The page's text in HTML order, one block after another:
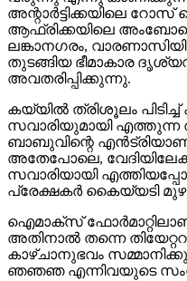
അന്റാര്‍ട്ടിക്കയിലെ
ആഫ്രിക്കയിലെ
ലങ്കാനഗരം,
തുടങ്ങിയ ഭീമാകാര
അവതരിപ്പിക്കുന്നു.
കയ്യില്‍ ത്രിശൂലം
സവാരിയുമായി എത്തുന്ന
ബാബുവിന്റെ
അതേപോലെ,
സവാരിയായി
പ്രേക്ഷകര്‍ കൈയ്യടി
ഐമാക്‌സ്
അതിനാല്‍ തന്നെ
കാഴ്ചാനുഭവം
ഞഞഞ എന്നിവയുടെ